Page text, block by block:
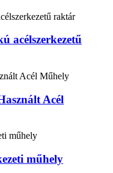
acélszerkezetű
Acél
műhely